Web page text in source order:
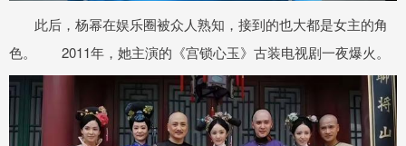
此后，杨幂在娱乐圈被众人熟知，接到的也大都是女主的角
色。 2011年，她主演的《宫锁心玉》古装电视剧一夜爆火。